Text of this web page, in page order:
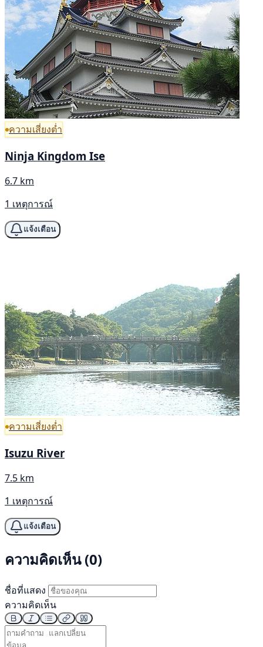
ความเสี่ยงต่ำ
Ninja Kingdom Ise
6.7 km
1 เหตุการณ์
แจ้งเตือน
ความเสี่ยงต่ำ
Isuzu River
7.5 km
1 เหตุการณ์
แจ้งเตือน
ความคิดเห็น (0)
ชื่อที่แสดง
ความคิดเห็น